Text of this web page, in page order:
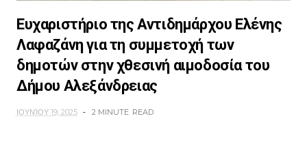
Ευχαριστήριο της Αντιδημάρχου Ελένης
Λαφαζάνη για τη συμμετοχή των
δημοτών στην χθεσινή αιμοδοσία του
Δήμου Αλεξάνδρειας
ΙΟΥΝΊΟΥ 19, 2025 2 MINUTE READ